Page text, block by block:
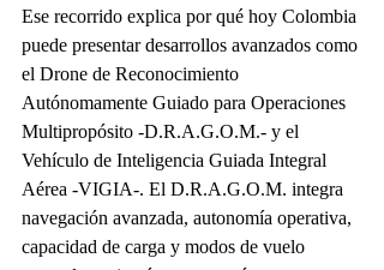
Ese recorrido explica por qué hoy Colombia
puede presentar desarrollos avanzados como
el Drone de Reconocimiento
Autónomamente Guiado para Operaciones
Multipropósito -D.R.A.G.O.M.- y el
Vehículo de Inteligencia Guiada Integral
Aérea -VIGIA-. El D.R.A.G.O.M. integra
navegación avanzada, autonomía operativa,
capacidad de carga y modos de vuelo